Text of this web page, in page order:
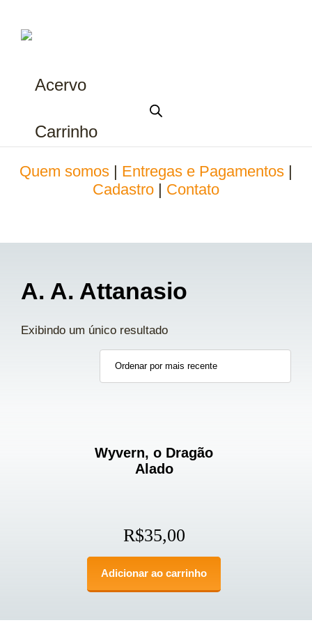
Acervo
Carrinho
Quem somos Entregas e Pagamentos
Cadastro
Contato
A. A. Attanasio
Exibindo um único resultado
Wyvern, o Dragão
Alado
R$35,00
Adicionar ao carrinho